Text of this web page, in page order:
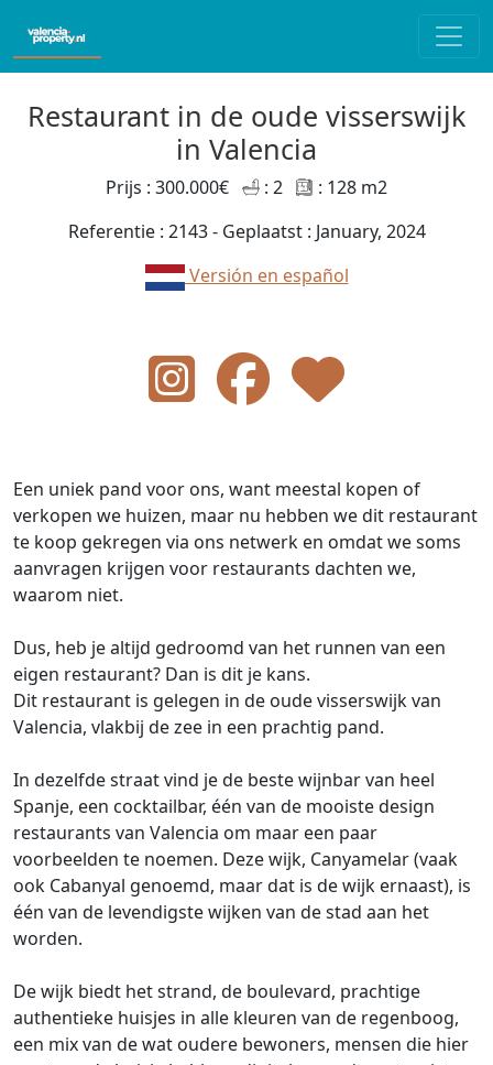
Restaurant in de oude visserswijk
in Valencia
Prijs : 300.000€ : 2
: 128 m2
Referentie : 2143 - Geplaatst : January, 2024
Versión en español
Een uniek pand voor ons, want meestal kopen of
verkopen we huizen, maar nu hebben we dit restaurant
te koop gekregen via ons netwerk en omdat we soms
aanvragen krijgen voor restaurants dachten we,
waarom niet.
Dus, heb je altijd gedroomd van het runnen van een
eigen restaurant? Dan is dit je kans.
Dit restaurant is gelegen in de oude visserswijk van
Valencia, vlakbij de zee in een prachtig pand.
In dezelfde straat vind je de beste wijnbar van heel
Spanje, een cocktailbar, één van de mooiste design
restaurants van Valencia om maar een paar
voorbeelden te noemen. Deze wijk, Canyamelar (vaak
ook Cabanyal genoemd, maar dat is de wijk ernaast), is
één van de levendigste wijken van de stad aan het
worden.
De wijk biedt het strand, de boulevard, prachtige
authentieke huisjes in alle kleuren van de regenboog,
een mix van de wat oudere bewoners, mensen die hier